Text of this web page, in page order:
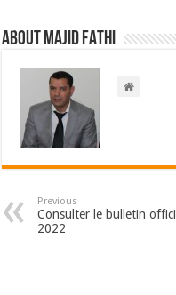
About Majid FATHI
Previous
Consulter le bulletin
2022